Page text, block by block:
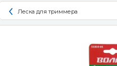
Леска для триммера